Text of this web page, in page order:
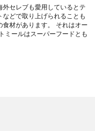
外セレブも愛用しているとテ
などで取り上げられることも
食材があります。 それはオー
ミールはスーパーフードとも